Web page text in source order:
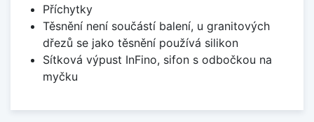
Příchytky
Těsnění není součástí balení, u granitových
dřezů se jako těsnění používá silikon
Sítková výpust InFino, sifon s odbočkou na
myčku